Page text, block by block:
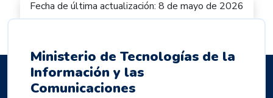
Fecha de última actualización: 8 de mayo de 2026
Ministerio de Tecnologías de la
Información y las
Comunicaciones